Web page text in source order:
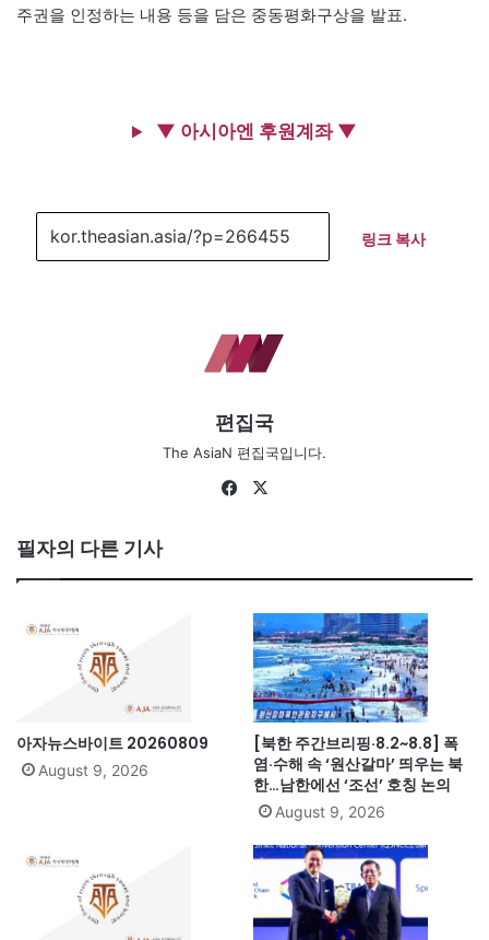
주권을 인정하는 내용 등을 담은 중동평화구상을 발표.
▼ 아시아엔 후원계좌 ▼
링크 복사
편집국
The AsiaN 편집국입니다.
Fa
필자의 다른 기사
아자뉴스바이트 20260809
August 9, 2026
[북한 주간브리핑·8.2~8.8] 폭
염·수해 속 ‘원산갈마’ 띄우는 북
한…남한에선 ‘조선’ 호칭 논의
August 9, 2026